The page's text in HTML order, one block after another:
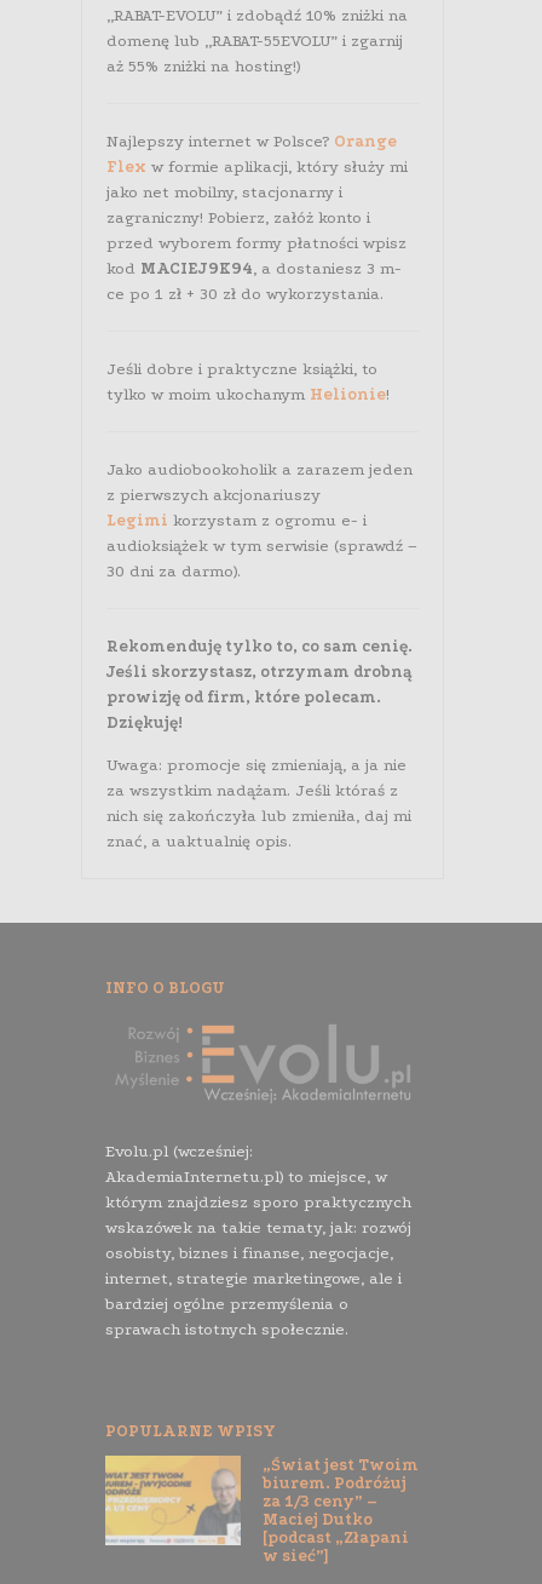
„RABAT-EVOLU” i zdobądź 10% zniżki na
domenę lub „RABAT-55EVOLU” i zgarnij
aż 55% zniżki na hosting!)
Najlepszy internet w Polsce? Orange
Flex w formie aplikacji, który służy mi
jako net mobilny, stacjonarny i
zagraniczny! Pobierz, załóż konto i
przed wyborem formy płatności wpisz
kod MACIEJ9K94 , a dostaniesz 3 m-
ce po 1 zł + 30 zł do wykorzystania.
Jeśli dobre i praktyczne książki, to
tylko w moim ukochanym Helionie!
Jako audiobookoholik a zarazem jeden
z pierwszych akcjonariuszy
Legimi korzystam z ogromu e- i
audioksiążek w tym serwisie (sprawdź –
30 dni za darmo).
Rekomenduję tylko to, co sam cenię.
Jeśli skorzystasz, otrzymam drobną
prowizję od firm, które polecam.
Dziękuję!
Uwaga: promocje się zmieniają, a ja nie
za wszystkim nadążam. Jeśli któraś z
nich się zakończyła lub zmieniła, daj mi
znać, a uaktualnię opis.
INFO O BLOGU
Evolu.pl (wcześniej:
AkademiaInternetu.pl) to miejsce, w
którym znajdziesz sporo praktycznych
wskazówek na takie tematy, jak: rozwój
osobisty, biznes i finanse, negocjacje,
internet, strategie marketingowe, ale i
bardziej ogólne przemyślenia o
sprawach istotnych społecznie.
POPULARNE WPISY
„Świat jest Twoim
biurem. Podróżuj
za 1/3 ceny” –
Maciej Dutko
[podcast „Złapani
w sieć”]